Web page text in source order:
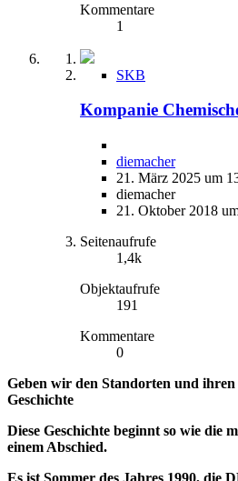
Kommentare
1
SKB
Kompanie
diemacher
21. März 2025 um
diemacher
21. Oktober 2018
Seitenaufrufe
1,4k
Objektaufrufe
191
Kommentare
0
Geben wir den Standorten und
Geschichte
Diese Geschichte beginnt so wie die
einem Abschied.
Es ist Sommer des Jahres 1990, die